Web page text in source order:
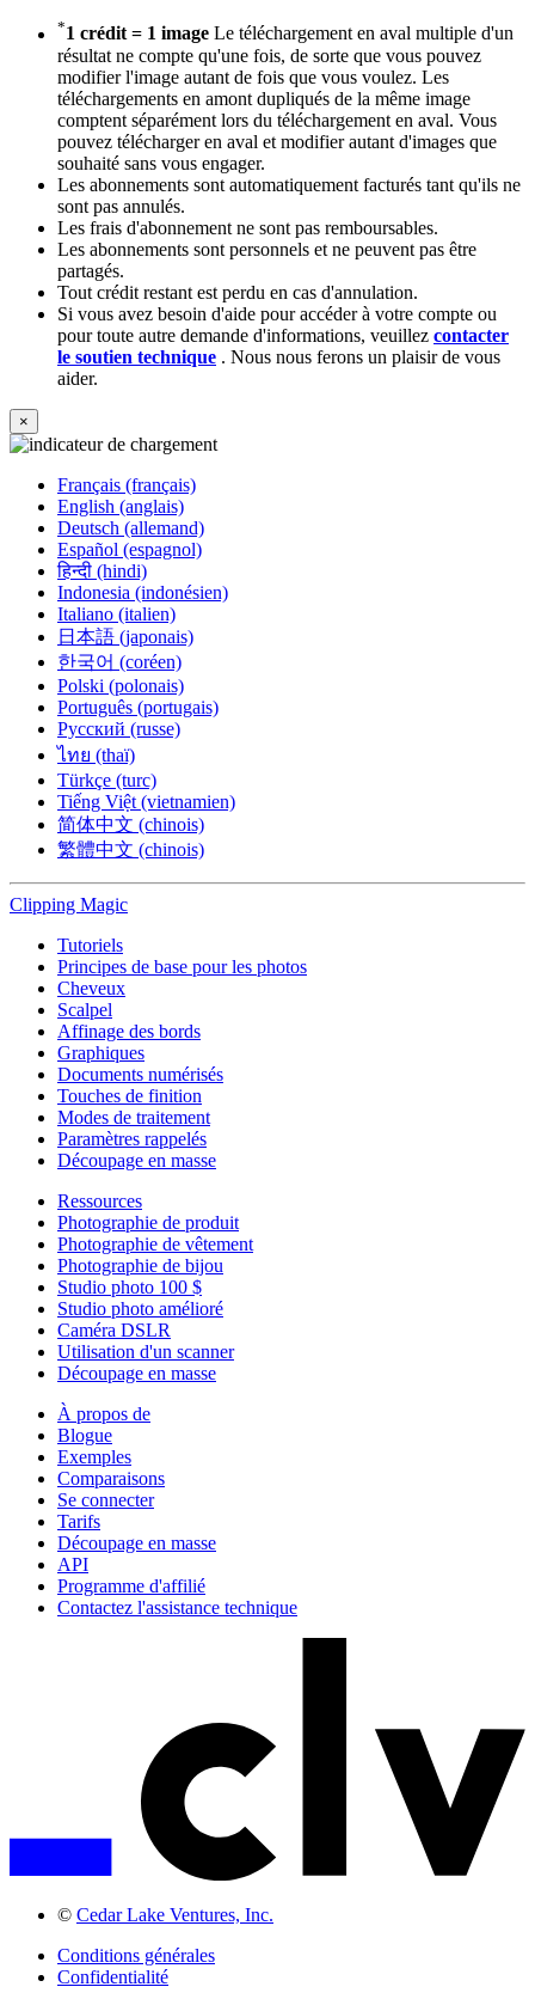
*1 crédit = 1 image Le téléchargement en aval multiple d'un
résultat ne compte qu'une fois, de sorte que vous pouvez
modifier l'image autant de fois que vous voulez. Les
téléchargements en amont dupliqués de la même image
comptent séparément lors du téléchargement en aval. Vous
pouvez télécharger en aval et modifier autant d'images que
souhaité sans vous engager.
Les abonnements sont automatiquement facturés tant qu'ils ne
sont pas annulés.
Les frais d'abonnement ne sont pas remboursables.
Les abonnements sont personnels et ne peuvent pas être
partagés.
Tout crédit restant est perdu en cas d'annulation.
Si vous avez besoin d'aide pour accéder à votre compte ou
pour toute autre demande d'informations, veuillez contacter
le soutien technique . Nous nous ferons un plaisir de vous
aider.
×
Français (français)
English (anglais)
Deutsch (allemand)
Español (espagnol)
हिन्दी (hindi)
Indonesia (indonésien)
Italiano (italien)
日本語 (japonais)
한국어 (coréen)
Polski (polonais)
Português (portugais)
Русский (russe)
ไทย (thaï)
Türkçe (turc)
Tiếng Việt (vietnamien)
简体中文 (chinois)
繁體中文 (chinois)
Clipping Magic
Tutoriels
Principes de base pour les photos
Cheveux
Scalpel
Affinage des bords
Graphiques
Documents numérisés
Touches de finition
Modes de traitement
Paramètres rappelés
Découpage en masse
Ressources
Photographie de produit
Photographie de vêtement
Photographie de bijou
Studio photo 100 $
Studio photo amélioré
Caméra DSLR
Utilisation d'un scanner
Découpage en masse
À propos de
Blogue
Exemples
Comparaisons
Se connecter
Tarifs
Découpage en masse
API
Programme d'affilié
Contactez l'assistance technique
© Cedar Lake Ventures, Inc.
Conditions générales
Confidentialité